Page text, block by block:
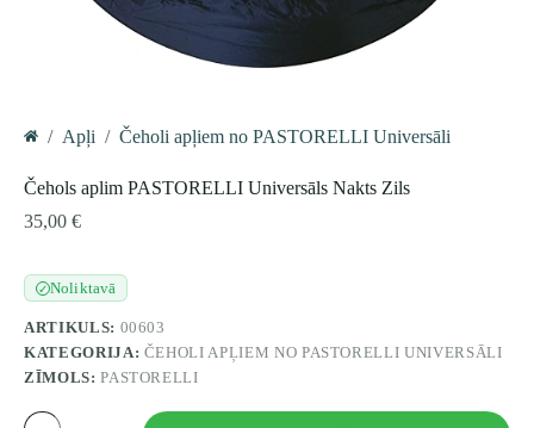
/ Apļi / Čeholi apļiem no PASTORELLI Universāli
Čehols aplim PASTORELLI Universāls Nakts Zils
35,00 €
✓Noliktavā
ARTIKULS: 00603
KATEGORIJA: ČEHOLI APĻIEM NO PASTORELLI UNIVERSĀLI
ZĪMOLS:PASTORELLI
Čehols